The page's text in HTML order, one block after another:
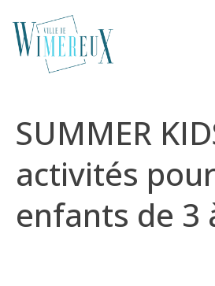
SUMMER
activités
enfants de 3